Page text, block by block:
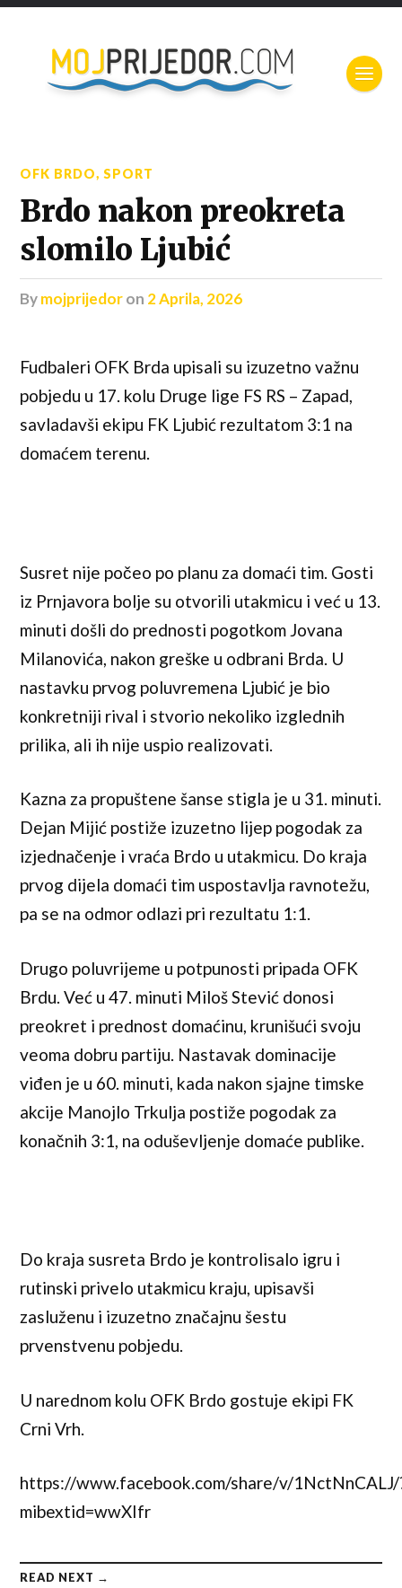
OFK BRDO,SPORT
Brdo nakon preokreta
slomilo Ljubić
bymojprijedoron 2 Aprila, 2026
Fudbaleri OFK Brda upisali su izuzetno važnu
pobjedu u 17. kolu Druge lige FS RS – Zapad,
savladavši ekipu FK Ljubić rezultatom 3:1 na
domaćem terenu.
Susret nije počeo po planu za domaći tim. Gosti
iz Prnjavora bolje su otvorili utakmicu i već u 13.
minuti došli do prednosti pogotkom Jovana
Milanovića, nakon greške u odbrani Brda. U
nastavku prvog poluvremena Ljubić je bio
konkretniji rival i stvorio nekoliko izglednih
prilika, ali ih nije uspio realizovati.
Kazna za propuštene šanse stigla je u 31. minuti.
Dejan Mijić postiže izuzetno lijep pogodak za
izjednačenje i vraća Brdo u utakmicu. Do kraja
prvog dijela domaći tim uspostavlja ravnotežu,
pa se na odmor odlazi pri rezultatu 1:1.
Drugo poluvrijeme u potpunosti pripada OFK
Brdu. Već u 47. minuti Miloš Stević donosi
preokret i prednost domaćinu, krunišući svoju
veoma dobru partiju. Nastavak dominacije
viđen je u 60. minuti, kada nakon sjajne timske
akcije Manojlo Trkulja postiže pogodak za
konačnih 3:1, na oduševljenje domaće publike.
Do kraja susreta Brdo je kontrolisalo igru i
rutinski privelo utakmicu kraju, upisavši
zasluženu i izuzetno značajnu šestu
prvenstvenu pobjedu.
U narednom kolu OFK Brdo gostuje ekipi FK
Crni Vrh.
https://www.facebook.com/share/v/1NctNnCALJ/
mibextid=wwXIfr
READ NEXT →